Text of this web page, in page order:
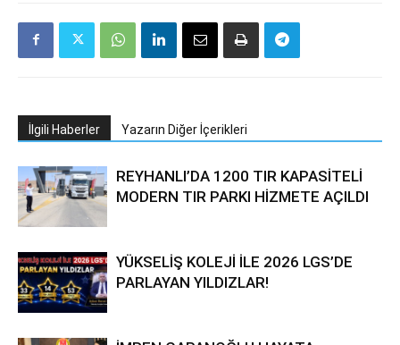
İlgili Haberler Yazarın Diğer İçerikleri
REYHANLI’DA 1200 TIR KAPASİTELİ
MODERN TIR PARKI HİZMETE AÇILDI
YÜKSELİŞ KOLEJİ İLE 2026 LGS’DE
PARLAYAN YILDIZLAR!